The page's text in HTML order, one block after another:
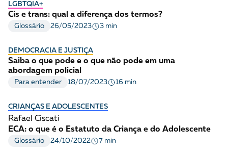
LGBTQIA+
Cis e trans: qual a diferença dos termos?
Glossário 26/05/2023 3 min
DEMOCRACIA E JUSTIÇA
Saiba o que pode e o que não pode em uma
abordagem policial
Para entender 18/07/2023 16 min
CRIANÇAS E ADOLESCENTES
Rafael Ciscati
ECA: o que é o Estatuto da Criança e do Adolescente
Glossário 24/10/2022 7 min